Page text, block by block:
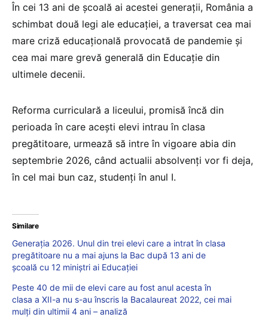
În cei 13 ani de școală ai acestei generații, România a
schimbat două legi ale educației, a traversat cea mai
mare criză educațională provocată de pandemie și
cea mai mare grevă generală din Educație din
ultimele decenii.
Reforma curriculară a liceului, promisă încă din
perioada în care acești elevi intrau în clasa
pregătitoare, urmează să intre în vigoare abia din
septembrie 2026, când actualii absolvenți vor fi deja,
în cel mai bun caz, studenți în anul I.
Similare
Generația 2026. Unul din trei elevi care a intrat în clasa
pregătitoare nu a mai ajuns la Bac după 13 ani de
școală cu 12 miniștri ai Educației
Peste 40 de mii de elevi care au fost anul acesta în
clasa a XII-a nu s-au înscris la Bacalaureat 2022, cei mai
mulți din ultimii 4 ani – analiză